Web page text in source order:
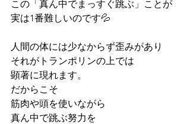
この「真ん中でまっすぐ跳ぶ」ことが
実は1番難しいのです💦
人間の体には少なからず歪みがあり
それがトランポリンの上では
顕著に現れます。
だからこそ
筋肉や頭を使いながら
真ん中で跳ぶ努力を